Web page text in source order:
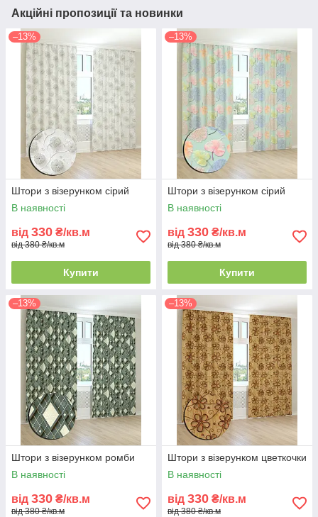
Акційні пропозиції та новинки
–13%
Штори з візерунком сірий
В наявності
від 330 ₴/кв.м
від 380 ₴/кв.м
Купити
–13%
Штори з візерунком сірий
В наявності
від 330 ₴/кв.м
від 380 ₴/кв.м
Купити
–13%
Штори з візерунком ромби
В наявності
від 330 ₴/кв.м
від 380 ₴/кв.м
–13%
Штори з візерунком цветкочки
В наявності
від 330 ₴/кв.м
від 380 ₴/кв.м